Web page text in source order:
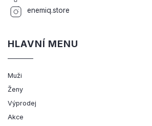
enemiq.store
HLAVNÍ MENU
Muži
Ženy
Výprodej
Akce